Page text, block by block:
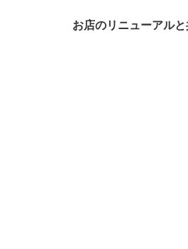
お店のリニューアル